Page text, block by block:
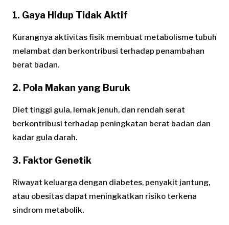
1. Gaya Hidup Tidak Aktif
Kurangnya aktivitas fisik membuat metabolisme tubuh
melambat dan berkontribusi terhadap penambahan
berat badan.
2. Pola Makan yang Buruk
Diet tinggi gula, lemak jenuh, dan rendah serat
berkontribusi terhadap peningkatan berat badan dan
kadar gula darah.
3. Faktor Genetik
Riwayat keluarga dengan diabetes, penyakit jantung,
atau obesitas dapat meningkatkan risiko terkena
sindrom metabolik.